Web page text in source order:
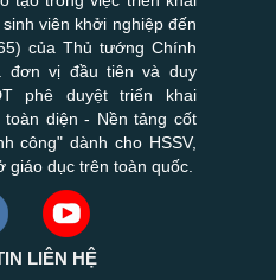
viên khởi nghiệp đến
của Thủ tướng Chính
đơn vị đầu tiên và duy
phê duyệt triển khai
diện - Nền tảng cốt
công" dành cho HSSV,
giáo dục trên toàn quốc.
LIÊN HỆ